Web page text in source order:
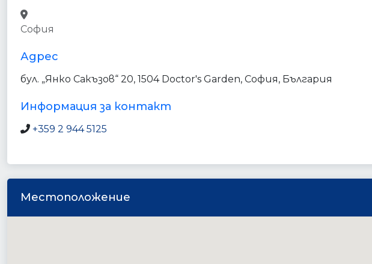
София
Адрес
бул. „Янко Сакъзов“ 20, 1504 Doctor's Garden, София, България
Информация за контакт
+359 2 944 5125
Местоположение